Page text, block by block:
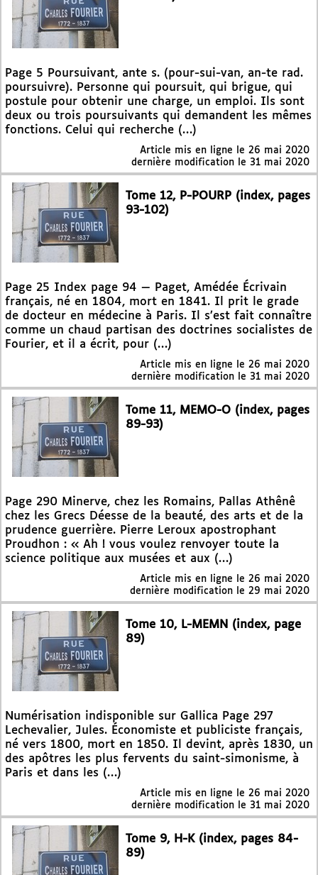
Page 5 Poursuivant, ante s. (pour-sui-van, an-te rad.
poursuivre). Personne qui poursuit, qui brigue, qui
postule pour obtenir une charge, un emploi. Ils sont
deux ou trois poursuivants qui demandent les mêmes
fonctions. Celui qui recherche (…)
Article mis en ligne le 26 mai 2020
dernière modification le 31 mai 2020
Tome 12, P-POURP (index, pages
93-102)
Page 25 Index page 94 — Paget, Amédée Écrivain
français, né en 1804, mort en 1841. Il prit le grade
de docteur en médecine à Paris. Il s’est fait connaître
comme un chaud partisan des doctrines socialistes de
Fourier, et il a écrit, pour (…)
Article mis en ligne le 26 mai 2020
dernière modification le 31 mai 2020
Tome 11, MEMO-O (index, pages
89-93)
Page 290 Minerve, chez les Romains, Pallas Athênê
chez les Grecs Déesse de la beauté, des arts et de la
prudence guerrière. Pierre Leroux apostrophant
Proudhon : « Ah ! vous voulez renvoyer toute la
science politique aux musées et aux (…)
Article mis en ligne le 26 mai 2020
dernière modification le 29 mai 2020
Tome 10, L-MEMN (index, page
89)
Numérisation indisponible sur Gallica Page 297
Lechevalier, Jules. Économiste et publiciste français,
né vers 1800, mort en 1850. Il devint, après 1830, un
des apôtres les plus fervents du saint-simonisme, à
Paris et dans les (…)
Article mis en ligne le 26 mai 2020
dernière modification le 31 mai 2020
Tome 9, H-K (index, pages 84-
89)